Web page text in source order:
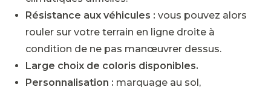
Résistance aux véhicules : vous pouvez alors
rouler sur votre terrain en ligne droite à
condition de ne pas manœuvrer dessus.
Large choix de coloris disponibles.
Personnalisation : marquage au sol,